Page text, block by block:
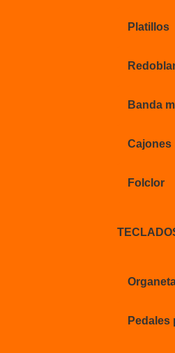
Platillos
Banda
Cajones
Folclor
Pedales